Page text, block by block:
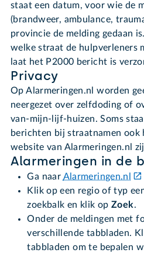
staat een datum, voor wie de
(brandweer, ambulance,
provincie de melding gedaan
welke straat de hulpverleners
laat het P2000 bericht is
Privacy
Op Alarmeringen.nl worden
neergezet over zelfdoding of
van-mijn-lijf-huizen. Soms
berichten bij straatnamen ook
website van Alarmeringen.nl
Alarmeringen in de
Ga naar Alarmeringen.nl
Klik op een regio of typ
zoekbalk en klik opZoek.
Onder de meldingen met
verschillende tabbladen.
tabbladen om te bepalen